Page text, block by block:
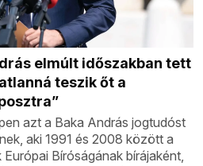
elmúlt időszakban tett
teszik őt a
azt a Baka András jogtudóst
aki 1991 és 2008 között a
Bíróságának bírájaként,